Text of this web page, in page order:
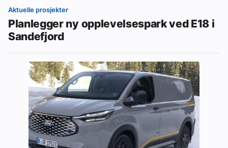
Aktuelle prosjekter
Planlegger ny opplevelsespark ved E18 i
Sandefjord